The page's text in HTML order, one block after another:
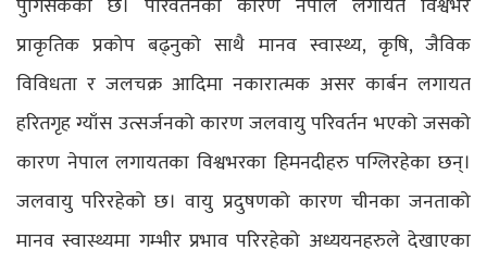
पुगिसकेको छ। परिवर्तनको कारण नेपाल लगायत विश्वभर
प्राकृतिक प्रकोप बढ्नुको साथै मानव स्वास्थ्य, कृषि, जैविक
विविधता र जलचक्र आदिमा नकारात्मक असर कार्बन लगायत
हरितगृह ग्याँस उत्सर्जनको कारण जलवायु परिवर्तन भएको जसको
कारण नेपाल लगायतका विश्वभरका हिमनदीहरु पग्लिरहेका छन्।
जलवायु परिरहेको छ। वायु प्रदुषणको कारण चीनका जनताको
मानव स्वास्थ्यमा गम्भीर प्रभाव परिरहेको अध्ययनहरुले देखाएका